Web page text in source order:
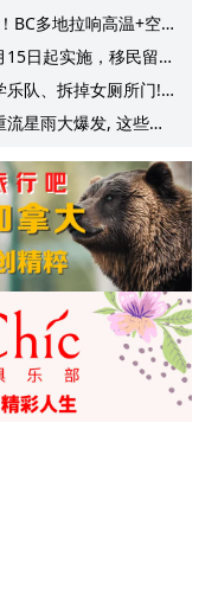
BC多地拉响高温+空气
日起实施，移民留学
队、拆掉女厕所门!
星雨大爆发, 这些最